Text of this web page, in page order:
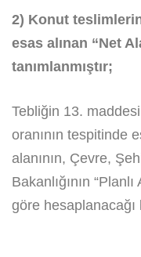
2) Konut
esas alınan “Net
tanımlanmıştır;
Tebliğin 13.
oranının tespitinde
alanının, Çevre,
Bakanlığının
göre hesaplanacağı